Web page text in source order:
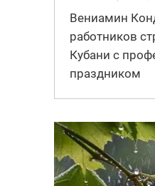
Вениамин
работников
Кубани с
праздником